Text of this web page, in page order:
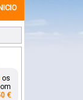
os
€